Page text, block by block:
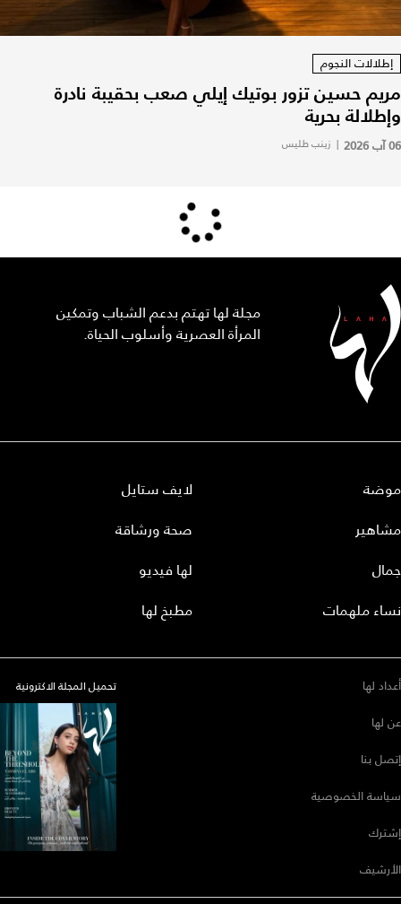
إطلالات النجوم
مريم حسين تزور بوتيك إيلي صعب بحقيبة نادرة
وإطلالة بحرية
06 آب 2026 | زينب طليس
مجلة لها تهتم بدعم الشباب وتمكين
المرأة العصرية وأسلوب الحياة.
موضة
مشاهير
جمال
نساء ملهمات
لايف ستايل
صحة ورشاقة
لها فيديو
مطبخ لها
أعداد لها
عن لها
إتصل بنا
سياسة الخصوصية
إشترك
الأرشيف
تحميل المجلة الاكترونية